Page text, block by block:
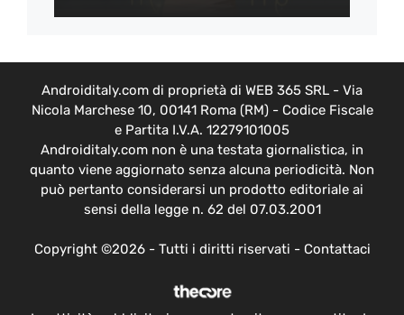
Androiditaly.com di proprietà di WEB 365 SRL - Via
Nicola Marchese 10, 00141 Roma (RM) - Codice Fiscale
e Partita I.V.A. 12279101005
Androiditaly.com non è una testata giornalistica, in
quanto viene aggiornato senza alcuna periodicità. Non
può pertanto considerarsi un prodotto editoriale ai
sensi della legge n. 62 del 07.03.2001
Copyright ©2026 - Tutti i diritti riservati - Contattaci